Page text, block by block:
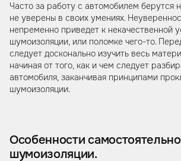
Часто за работу с автомобилем берутся
не уверены в своих умениях.
непременно приведет к некачественной
шумоизоляции, или поломке чего-то.
следует досконально изучить весь
начиная от того, как и чем следует
автомобиля, заканчивая принципами
шумоизоляции.
Особенности
шумоизоляции.